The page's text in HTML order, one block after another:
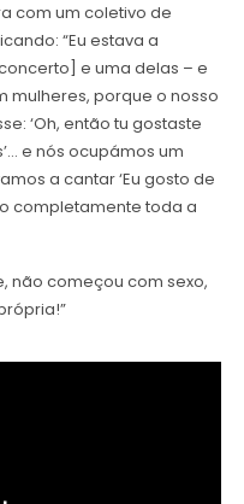
com um coletivo de
“Eu estava a
e uma delas – e
mulheres, porque o nosso
‘Oh, então tu gostaste
e nós ocupámos um
a cantar ‘Eu gosto de
completamente toda a
não começou com sexo,